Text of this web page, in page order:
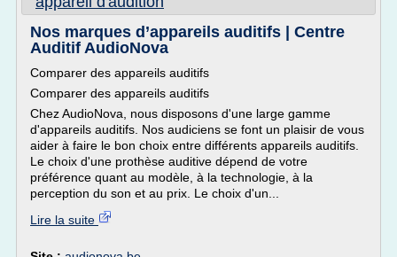
Nos marques d’appareils auditifs | Centre
Auditif AudioNova
Comparer des appareils auditifs
Comparer des appareils auditifs
Chez AudioNova, nous disposons d'une large gamme
d'appareils auditifs. Nos audiciens se font un plaisir de vous
aider à faire le bon choix entre différents appareils auditifs.
Le choix d'une prothèse auditive dépend de votre
préférence quant au modèle, à la technologie, à la
perception du son et au prix. Le choix d'un...
Lire la suite